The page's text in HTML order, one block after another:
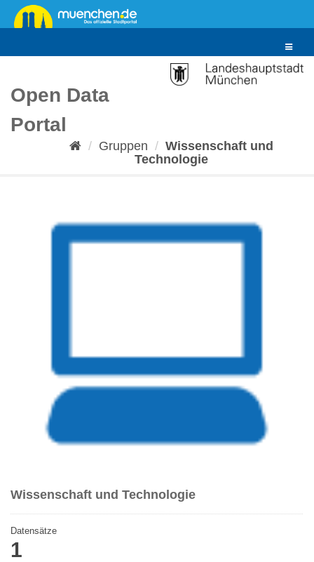
Überspringen
zum
Toggle
Open Data
Portal
Gruppen
Wissenschaft und
Technologie
Wissenschaft und Technologie
Datensätze
1